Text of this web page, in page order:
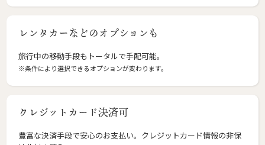
レンタカーなどのオプションも
旅行中の移動手段もトータルで手配可能。
※条件により選択できるオプションが変わります。
クレジットカード決済可
豊富な決済手段で安心のお支払い。クレジットカード情報の非保